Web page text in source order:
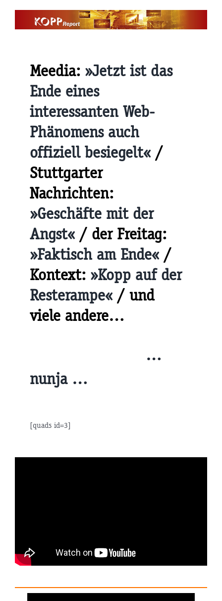
Meedia: »Jetzt ist das
Ende eines
interessanten Web-
Phänomens auch
offiziell besiegelt«/
Stuttgarter
Nachrichten:
»Geschäfte mit der
Angst«/ der Freitag:
»Faktisch am Ende«/
Kontext: »Kopp auf der
Resterampe«/ und
viele andere…
…
nunja …
[quads id=3]